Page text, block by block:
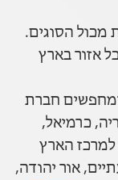
מכול הסוגים.
אזור בארץ
ומחפשים חברת
כרמיאל,
למרכז הארץ
אור יהודה,